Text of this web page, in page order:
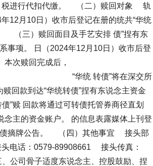
税进行代扣代缴。 （二）赎回对象 轨
12月10日）收市后登记在册的统共“华统
（三）赎回面目及手艺安排 债”捏有东
事项。 日（2024年12月10日）收市后登
本次赎回完成后，
债”将在深交所
回款到达“华统转债”捏有东说念主资金
”赎 回款将通过可转债托管券商径直划
念主的资金账户。 的信息表露媒体上刊登
债摘牌公告。 （四）其他事宜 接头部
电话：0579-89908661 接头传真：
公司骨子适度东说念主、控股鼓励、捏